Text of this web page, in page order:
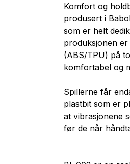
Komfort og
produsert i
som er helt
produksjonen
(ABS/TPU) på
komfortabel og
Spillerne får
plastbit som er
at vibrasjonene
før de når